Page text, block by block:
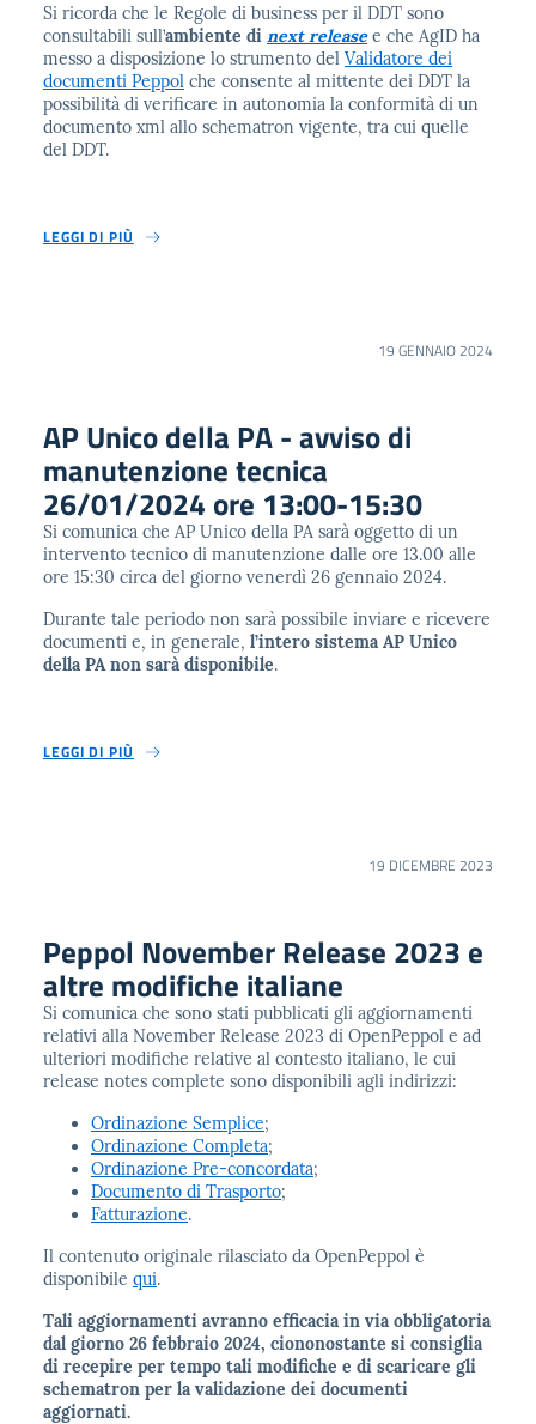
Si ricorda che le Regole di business per il DDT sono
consultabili sull’ambiente di next releasee che AgID ha
messo a disposizione lo strumento del Validatore dei
documenti Peppol che consente al mittente dei DDT la
possibilità di verificare in autonomia la conformità di un
documento xml allo schematron vigente, tra cui quelle
del DDT.
LEGGI DI PIÙ
19 GENNAIO 2024
AP Unico della PA - avviso di
manutenzione tecnica
26/01/2024 ore 13:00-15:30
Si comunica che AP Unico della PA sarà oggetto di un
intervento tecnico di manutenzione dalle ore 13.00 alle
ore 15:30 circa del giorno venerdì 26 gennaio 2024.
Durante tale periodo non sarà possibile inviare e ricevere
documenti e, in generale, l’intero sistema AP Unico
della PA non sarà disponibile.
LEGGI DI PIÙ
19 DICEMBRE 2023
Peppol November Release 2023 e
altre modifiche italiane
Si comunica che sono stati pubblicati gli aggiornamenti
relativi alla November Release 2023 di OpenPeppol e ad
ulteriori modifiche relative al contesto italiano, le cui
release notes complete sono disponibili agli indirizzi:
Ordinazione Semplice;
Ordinazione Completa;
Ordinazione Pre-concordata;
Documento di Trasporto;
Fatturazione.
Il contenuto originale rilasciato da OpenPeppol è
disponibile qui.
Tali aggiornamenti avranno efficacia in via obbligatoria
dal giorno 26 febbraio 2024, ciononostante si consiglia
di recepire per tempo tali modifiche e di scaricare gli
schematron per la validazione dei documenti
aggiornati.